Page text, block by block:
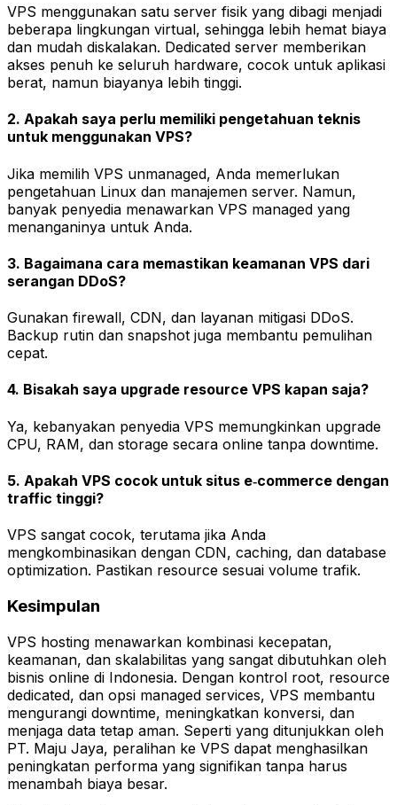
VPS menggunakan satu server fisik yang dibagi menjadi
beberapa lingkungan virtual, sehingga lebih hemat biaya
dan mudah diskalakan. Dedicated server memberikan
akses penuh ke seluruh hardware, cocok untuk aplikasi
berat, namun biayanya lebih tinggi.
2. Apakah saya perlu memiliki pengetahuan teknis
untuk menggunakan VPS?
Jika memilih VPS unmanaged, Anda memerlukan
pengetahuan Linux dan manajemen server. Namun,
banyak penyedia menawarkan VPS managed yang
menanganinya untuk Anda.
3. Bagaimana cara memastikan keamanan VPS dari
serangan DDoS?
Gunakan firewall, CDN, dan layanan mitigasi DDoS.
Backup rutin dan snapshot juga membantu pemulihan
cepat.
4. Bisakah saya upgrade resource VPS kapan saja?
Ya, kebanyakan penyedia VPS memungkinkan upgrade
CPU, RAM, dan storage secara online tanpa downtime.
5. Apakah VPS cocok untuk situs e‑commerce dengan
traffic tinggi?
VPS sangat cocok, terutama jika Anda
mengkombinasikan dengan CDN, caching, dan database
optimization. Pastikan resource sesuai volume trafik.
Kesimpulan
VPS hosting menawarkan kombinasi kecepatan,
keamanan, dan skalabilitas yang sangat dibutuhkan oleh
bisnis online di Indonesia. Dengan kontrol root, resource
dedicated, dan opsi managed services, VPS membantu
mengurangi downtime, meningkatkan konversi, dan
menjaga data tetap aman. Seperti yang ditunjukkan oleh
PT. Maju Jaya, peralihan ke VPS dapat menghasilkan
peningkatan performa yang signifikan tanpa harus
menambah biaya besar.